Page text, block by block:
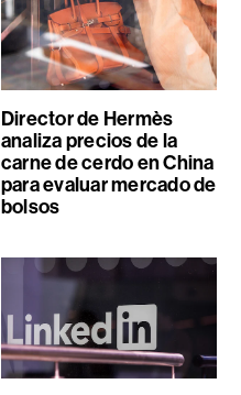
Director de Hermès
analiza precios de la
carne de cerdo en China
para evaluar mercado de
bolsos